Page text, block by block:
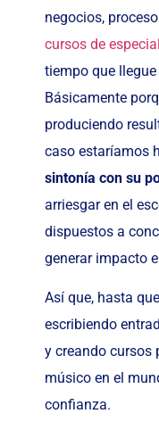
negocios,
cursos de
tiempo que
Básicamente
produciendo
caso estaríamos
sintonía con su
arriesgar en el
dispuestos a
generar impacto
Así que, hasta
escribiendo
y creando cursos
músico en el
confianza.